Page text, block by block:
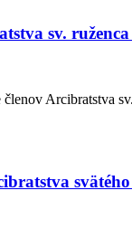
sv.
Arcibratstva
svätého